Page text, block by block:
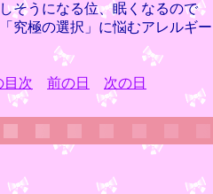
そうになる位、眠くなるので
究極の選択」に悩むアレルギー
目次 前の日 次の日